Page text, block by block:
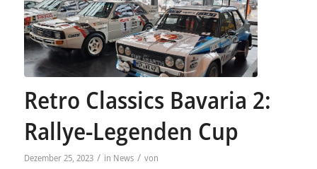
Retro Classics Bavaria 2:
Rallye-Legenden Cup
Dezember 25, 2023 / in News / von